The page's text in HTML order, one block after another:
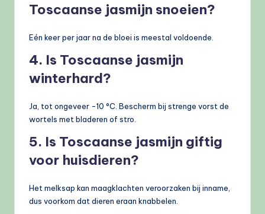
Toscaanse jasmijn snoeien?
Eén keer per jaar na de bloei is meestal voldoende.
4. Is Toscaanse jasmijn
winterhard?
Ja, tot ongeveer -10 °C. Bescherm bij strenge vorst de
wortels met bladeren of stro.
5. Is Toscaanse jasmijn giftig
voor huisdieren?
Het melksap kan maagklachten veroorzaken bij inname,
dus voorkom dat dieren eraan knabbelen.